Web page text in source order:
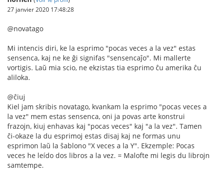
27 janvier 2020 17:48:28
@novatago
Mi intencis diri, ke la esprimo "pocas veces a la vez" estas
sensenca, kaj ne ke ĝi signifas "sensencaĵo". Mi mallerte
vortigis. Laŭ mia scio, ne ekzistas tia esprimo ĉu amerika ĉu
aliloka.
@ĉiuj
Kiel jam skribis novatago, kvankam la esprimo "pocas veces a
la vez" mem estas sensenca, oni ja povas arte konstrui
frazojn, kiuj enhavas kaj "pocas veces" kaj "a la vez". Tamen
ĉi-okaze la du esprimoj estas disaj kaj ne formas unu
esprimon laŭ la ŝablono "X veces a la Y". Ekzemple: Pocas
veces he leído dos libros a la vez. = Malofte mi legis du librojn
samtempe.